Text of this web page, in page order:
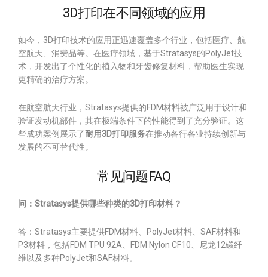
3D打印在不同领域的应用
如今，3D打印技术的应用正迅速覆盖多个行业，包括医疗、航
空航天、消费品等。在医疗领域，基于Stratasys的PolyJet技
术，开发出了个性化的植入物和牙齿修复材料，帮助医生实现
更精确的治疗方案。
在航空航天行业，Stratasys提供的FDM材料被广泛用于设计和
验证发动机部件，其在极端条件下的性能得到了充分验证。这
些成功案例展示了耐用3D打印服务在推动各行各业持续创新与
发展的不可替代性。
常见问题FAQ
问：Stratasys提供哪些种类的3D打印材料？
答：Stratasys主要提供FDM材料、PolyJet材料、SAF材料和
P3材料，包括FDM TPU 92A、FDM Nylon CF10、尼龙12碳纤
维以及多种PolyJet和SAF材料。